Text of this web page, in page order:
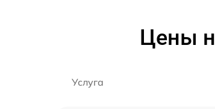
Цены
Услуга